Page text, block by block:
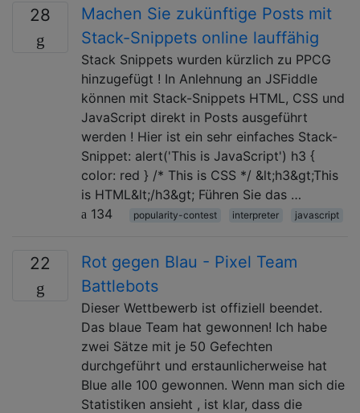
28
Machen Sie zukünftige Posts mit
Stack-Snippets online lauffähig
Stack Snippets wurden kürzlich zu PPCG
hinzugefügt ! In Anlehnung an JSFiddle
können mit Stack-Snippets HTML, CSS und
JavaScript direkt in Posts ausgeführt
werden ! Hier ist ein sehr einfaches Stack-
Snippet: alert('This is JavaScript') h3 {
color: red } /* This is CSS */ &lt;h3&gt;This
is HTML&lt;/h3&gt; Führen Sie das …
134
popularity-contest interpreter javascript
22
Rot gegen Blau - Pixel Team
Battlebots
Dieser Wettbewerb ist offiziell beendet.
Das blaue Team hat gewonnen! Ich habe
zwei Sätze mit je 50 Gefechten
durchgeführt und erstaunlicherweise hat
Blue alle 100 gewonnen. Wenn man sich die
Statistiken ansieht , ist klar, dass die